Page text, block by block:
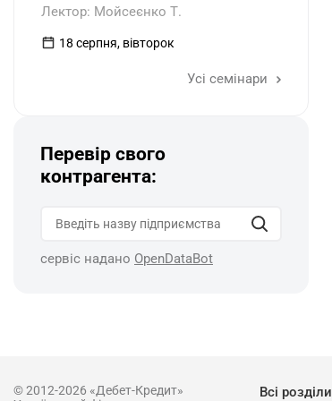
Лектор: Мойсеєнко Т.
18 серпня, вівторок
Усі семінари
Перевір свого
контрагента:
сервіс надано OpenDataBot
© 2012-2026 «Дебет-Кредит»
Всі розділи